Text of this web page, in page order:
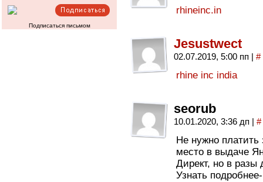
Подписаться письмом
rhineinc.in
Jesustwect
02.07.2019, 5:00 пп | #
rhine inc india
seorub
10.01.2020, 3:36 дп | #
Не нужно платить
место в выдаче
Директ, но в разы
Узнать